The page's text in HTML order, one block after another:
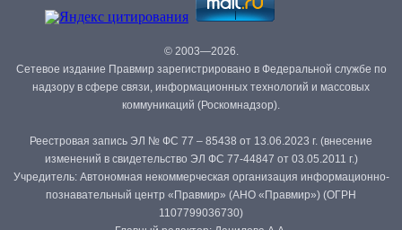
© 2003—2026.
Сетевое издание Правмир зарегистрировано в Федеральной службе по
надзору в сфере связи, информационных технологий и массовых
коммуникаций (Роскомнадзор).
Реестровая запись ЭЛ № ФС 77 – 85438 от 13.06.2023 г. (внесение
изменений в свидетельство ЭЛ ФС 77-44847 от 03.05.2011 г.)
Учредитель: Автономная некоммерческая организация информационно-
познавательный центр «Правмир» (АНО «Правмир») (ОГРН
1107799036730)